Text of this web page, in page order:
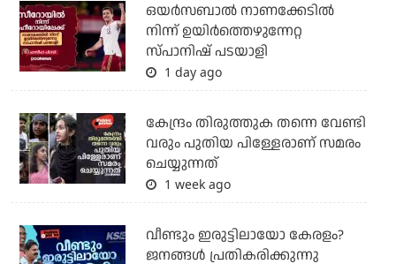
ഒയര്‍സബാൽ നാണക്കേടിൽ
നിന്ന് ഉയിർത്തെഴുന്നേറ്റ
സ്പാനിഷ് പടയാളി
1 day ago
കേന്ദ്രം തിരുത്തുക തന്നെ വേണ്ടി
വരും പുതിയ പിള്ളേരാണ് സമരം
ചെയ്യുന്നത്
1 week ago
വീണ്ടും ഇരുട്ടിലായോ കേരളം?
ജനങ്ങൾ പ്രതികരിക്കുന്നു